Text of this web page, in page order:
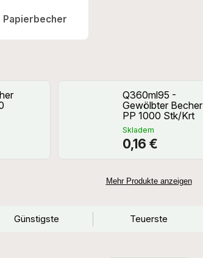
Papierbecher
Q360ml95 -
Gewölbter Becher
PP 1000 Stk/Krt
Skladem
0,16 €
Mehr Produkte anzeigen
Günstigste Teuerste